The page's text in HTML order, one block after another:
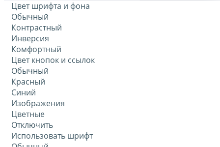
Цвет шрифта и фона
Обычный
Контрастный
Инверсия
Комфортный
Цвет кнопок и ссылок
Обычный
Красный
Синий
Изображения
Цветные
Отключить
Использовать шрифт